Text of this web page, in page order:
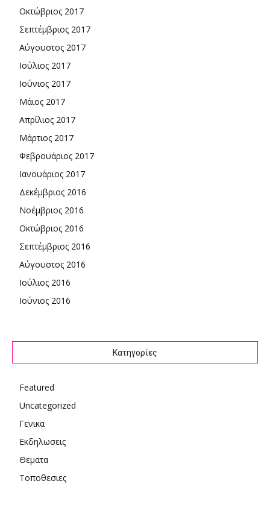
Οκτώβριος 2017
Σεπτέμβριος 2017
Αύγουστος 2017
Ιούλιος 2017
Ιούνιος 2017
Μάιος 2017
Απρίλιος 2017
Μάρτιος 2017
Φεβρουάριος 2017
Ιανουάριος 2017
Δεκέμβριος 2016
Νοέμβριος 2016
Οκτώβριος 2016
Σεπτέμβριος 2016
Αύγουστος 2016
Ιούλιος 2016
Ιούνιος 2016
Kατηγορίες
Featured
Uncategorized
Γενικα
Εκδηλωσεις
Θεματα
Τοποθεσιες